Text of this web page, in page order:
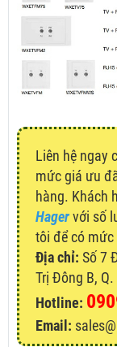
Liên hệ ngay
mức giá ưu
hàng. Khách
Hagervới số
tôi để có
Địa chỉ: Số 7
Trị Đông B,
Hotline:
Email: